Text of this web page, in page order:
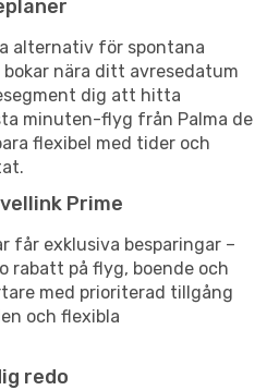
alternativ för spontana
bokar nära ditt avresedatum
dig att hitta
minuten-flyg från Palma de
flexibel med tider och
Prime
får exklusiva besparingar –
rabatt på flyg, boende och
med prioriterad tillgång
och flexibla
redo